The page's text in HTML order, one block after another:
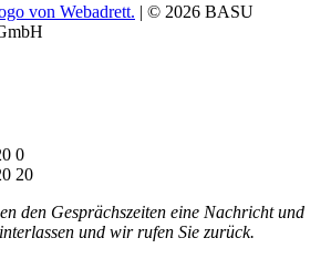
| © 2026 BASU
0
20
den Gesprächszeiten eine Nachricht und
und wir rufen Sie zurück.